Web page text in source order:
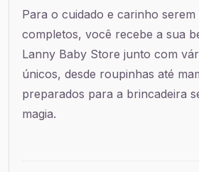
Para o cuidado e carinho serem
completos, você recebe a sua
Lanny Baby Store junto com
únicos, desde roupinhas até
preparados para a brincadeira
magia.